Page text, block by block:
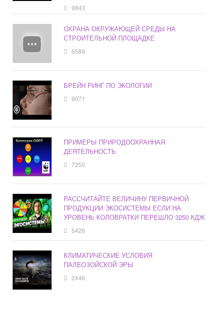
9843
ОХРАНА ОКРУЖАЮЩЕЙ СРЕДЫ НА
СТРОИТЕЛЬНОЙ ПЛОЩАДКЕ
6588
БРЕЙН РИНГ ПО ЭКОЛОГИИ
9071
ПРИМЕРЫ ПРИРОДООХРАННАЯ
ДЕЯТЕЛЬНОСТЬ
7255
РАССЧИТАЙТЕ ВЕЛИЧИНУ ПЕРВИЧНОЙ
ПРОДУКЦИИ ЭКОСИСТЕМЫ ЕСЛИ НА
УРОВЕНЬ КОЛОВРАТКИ ПЕРЕШЛО 3250 КДЖ
5426
КЛИМАТИЧЕСКИЕ УСЛОВИЯ
ПАЛЕОЗОЙСКОЙ ЭРЫ
2446